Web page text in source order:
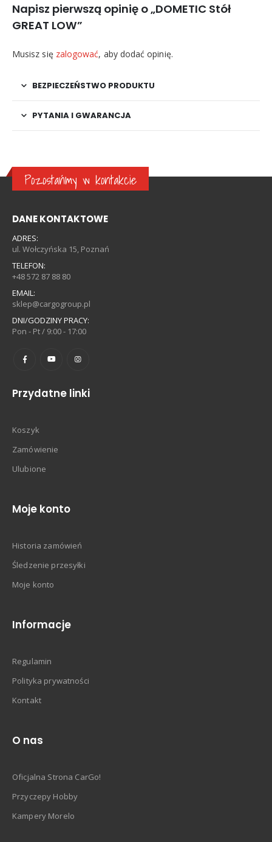
Napisz pierwszą opinię o „DOMETIC Stół
GREAT LOW”
Musisz się zalogować, aby dodać opinię.
BEZPIECZEŃSTWO PRODUKTU
PYTANIA I GWARANCJA
Pozostańmy w kontakcie
DANE KONTAKTOWE
ADRES:
ul. Wołczyńska 15, Poznań
TELEFON:
+48 572 87 88 80
EMAIL:
sklep@cargogroup.pl
DNI/GODZINY PRACY:
Pon - Pt / 9:00 - 17:00
Przydatne linki
Koszyk
Zamówienie
Ulubione
Moje konto
Historia zamówień
Śledzenie przesyłki
Moje konto
Informacje
Regulamin
Polityka prywatności
Kontakt
O nas
Oficjalna Strona CarGo!
Przyczepy Hobby
Kampery Morelo